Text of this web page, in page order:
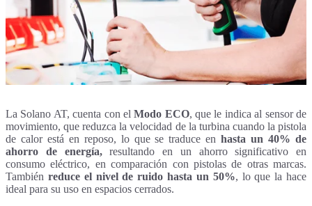
La Solano AT, cuenta con elModo ECO, que le indica al sensor de
movimiento, que reduzca la velocidad de la turbina cuando la pistola
de calor está en reposo, lo que se traduce enhasta un 40% de
ahorro de energía,resultando en un ahorro significativo en
consumo eléctrico, en comparación con pistolas de otras marcas.
También reduce el nivel de ruido hasta un 50%, lo que la hace
ideal para su uso en espacios cerrados.